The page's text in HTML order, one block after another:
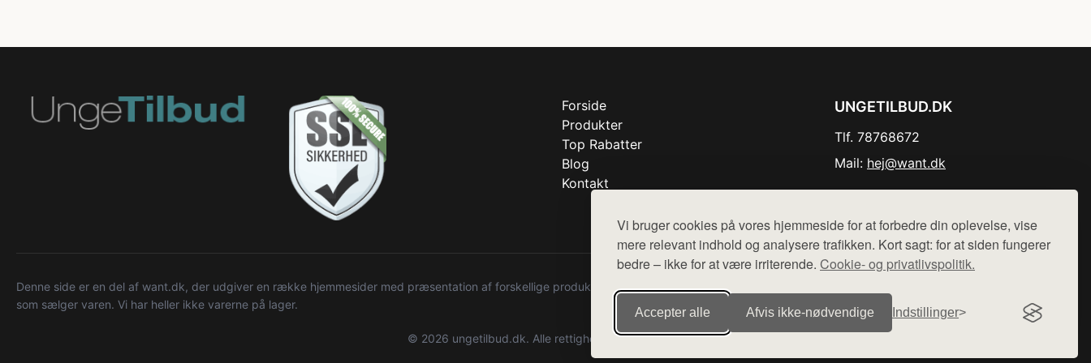
Vi bruger cookies på vores hjemmeside for at forbedre din oplevelse, vise
mere relevant indhold og analysere trafikken. Kort sagt: for at siden fungerer
bedre – ikke for at være irriterende. Cookie- og privatlivspolitik.
Accepter alle Afvis ikke‑nødvendige Indstillinger
Forside
Produkter
Top Rabatter
Blog
Kontakt
UNGETILBUD.DK
Tlf. 78768672
Mail: hej@want.dk
Denne side er en del af want.dk, der udgiver en række hjemmesider med præsentation af forskellige produkter fra diverse webshops. Der sælges ikke varer fra denne side - vi henviser til de shops,
som sælger varen. Vi har heller ikke varerne på lager.
© 2026 ungetilbud.dk. Alle rettigheder forbeholdes.